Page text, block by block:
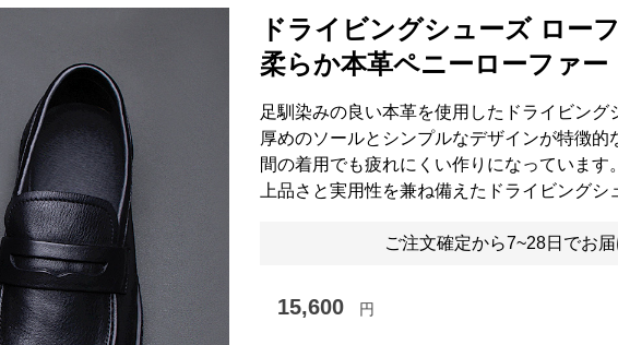
ドライビングシューズ ロー
柔らか本革ペニーローファー
足馴染みの良い本革を使用したドライビング
厚めのソールとシンプルなデザインが特徴的
間の着用でも疲れにくい作りになっています。
上品さと実用性を兼ね備えたドライビングシ
ご注文確定から7~28日でお
15,600 円